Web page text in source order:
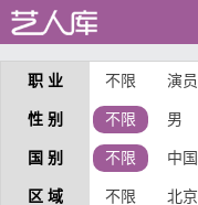
职 业 不限 演员
性 别 不限 男
国 别 不限 中国
区 域 不限 北京